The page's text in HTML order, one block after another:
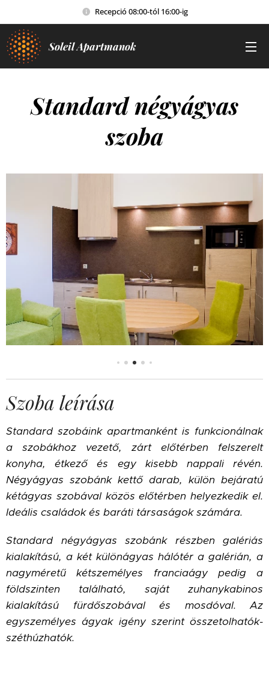
Recepció 08:00-tól 16:00-ig
Soleil Apartmanok
Standard négyágyas
szoba
Szoba leírása
Standard szobáink apartmanként is funkcionálnak
a szobákhoz vezető, zárt előtérben felszerelt
konyha, étkező és egy kisebb nappali révén.
Négyágyas szobánk kettő darab, külön bejáratú
kétágyas szobával közös előtérben helyezkedik el.
Ideális családok és baráti társaságok számára.
Standard négyágyas szobánk részben galériás
kialakítású, a két különágyas hálótér a galérián, a
nagyméretű kétszemélyes franciaágy pedig a
földszinten található, saját zuhanykabinos
kialakítású fürdőszobával és mosdóval. Az
egyszemélyes ágyak igény szerint összetolhatók-
széthúzhatók.